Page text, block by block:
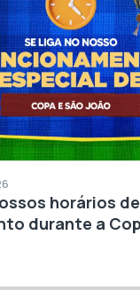
horários de
durante a